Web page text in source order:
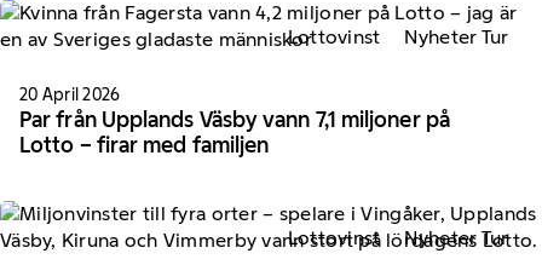
Lottovinst Nyheter Tur
20 April 2026
Par från Upplands Väsby vann 7,1 miljoner på
Lotto – firar med familjen
Lottovinst Nyheter Tur